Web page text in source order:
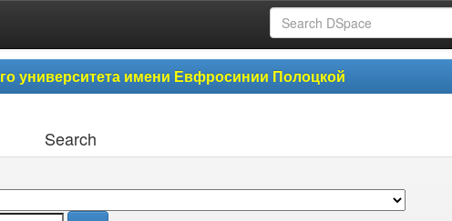
университета имени Евфросинии Полоцкой
Search